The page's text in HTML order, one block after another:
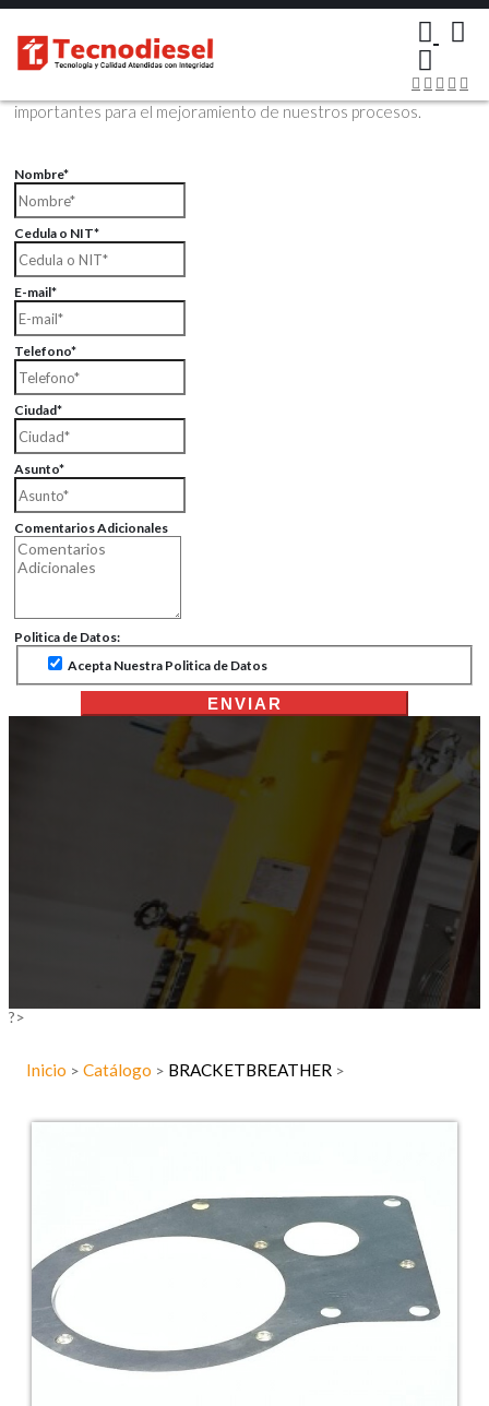
Contáctenos Vía Email
Envíenos sus datos con sus comentarios, sus opiniones son muy
importantes para el mejoramiento de nuestros procesos.
Nombre*
Cedula o NIT*
E-mail*
Telefono*
Ciudad*
Asunto*
Comentarios Adicionales
Politica de Datos:
Acepta Nuestra Politica de Datos
ENVIAR
?>
Inicio > Catálogo > BRACKETBREATHER >